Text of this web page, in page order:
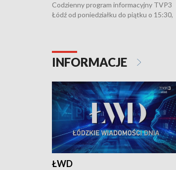
Codzienny program informacyjny TVP3
Łódź od poniedziałku do piątku o 15:30,
INFORMACJE
ŁWD